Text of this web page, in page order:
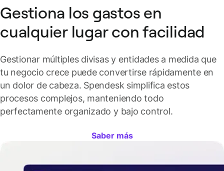
Gestiona los gastos en
cualquier lugar con facilidad
Gestionar múltiples divisas y entidades a medida que
tu negocio crece puede convertirse rápidamente en
un dolor de cabeza. Spendesk simplifica estos
procesos complejos, manteniendo todo
perfectamente organizado y bajo control.
Saber más